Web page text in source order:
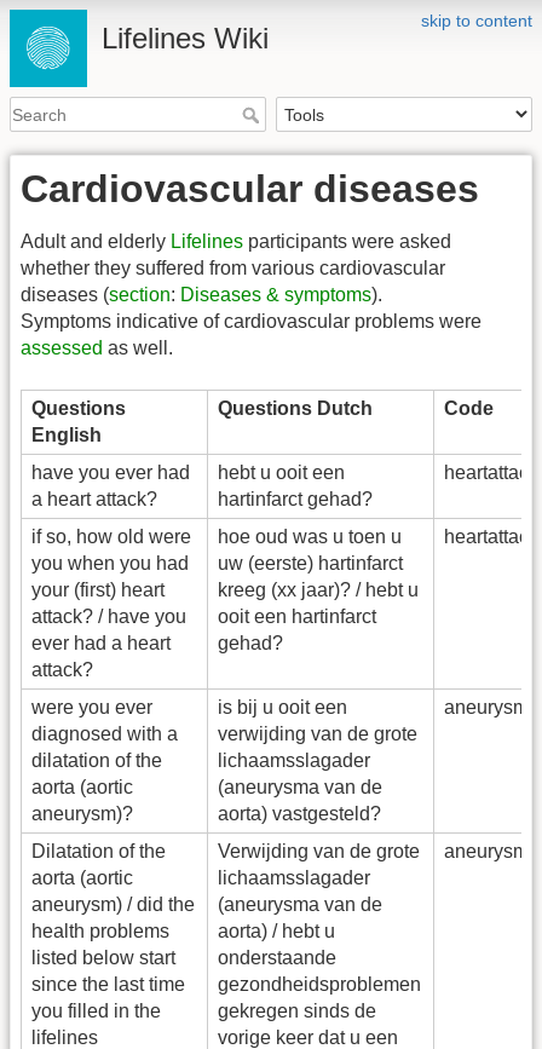
skip to content
Lifelines Wiki
Cardiovascular diseases
Adult and elderly Lifelines participants were asked
whether they suffered from various cardiovascular
diseases (section: Diseases & symptoms).
Symptoms indicative of cardiovascular problems were
assessed as well.
Questions
English
Questions Dutch Code
have you ever had
a heart attack?
hebt u ooit een
hartinfarct gehad?
if so, how old were
you when you had
your (first) heart
attack? / have you
ever had a heart
attack?
hoe oud was u toen u
uw (eerste) hartinfarct
kreeg (xx jaar)? / hebt u
ooit een hartinfarct
gehad?
were you ever
diagnosed with a
dilatation of the
aorta (aortic
aneurysm)?
is bij u ooit een
verwijding van de grote
lichaamsslagader
(aneurysma van de
aorta) vastgesteld?
Dilatation of the
aorta (aortic
aneurysm) / did the
health problems
listed below start
since the last time
you filled in the
lifelines
Verwijding van de grote
lichaamsslagader
(aneurysma van de
aorta) / hebt u
onderstaande
gezondheidsproblemen
gekregen sinds de
vorige keer dat u een